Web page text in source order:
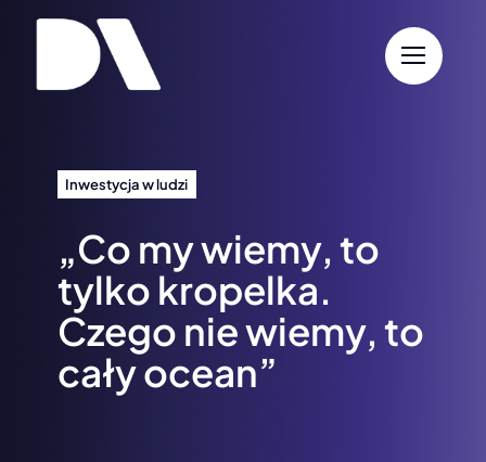
Przejdź
zawartości
Inwestycja w ludzi
„Co my wiemy, to
tylko kropelka.
Czego nie wiemy, to
cały ocean”